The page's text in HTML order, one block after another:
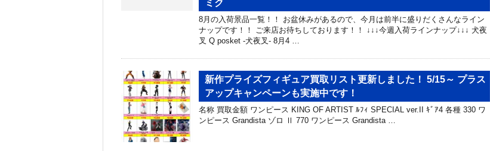
ミク
8月の入荷景品一覧！！ お盆休みがあるので、今月は前半に盛りだくさんなライン
ナップです！！ ご来店お待ちしております！！ ↓↓↓今週入荷ラインナップ↓↓↓ 犬夜
叉 Q posket -犬夜叉- 8月4 …
新作プライズフィギュア買取リスト更新しました！ 5/15～ プラス
アップキャンペーンも実施中です！
名称 買取金額 ワンピース KING OF ARTIST ﾙﾌｨ SPECIAL ver.II ｷﾞｱ4 各種 330 ワ
ンピース Grandista ゾロ Ⅱ 770 ワンピース Grandista …